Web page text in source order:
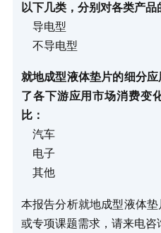
以下几类，分别对各类产品
导电型
不导电型
就地成型液体垫片的细分
了各下游应用市场消费变
比：
汽车
电子
其他
本报告分析就地成型液体
或专项课题需求，请来电咨